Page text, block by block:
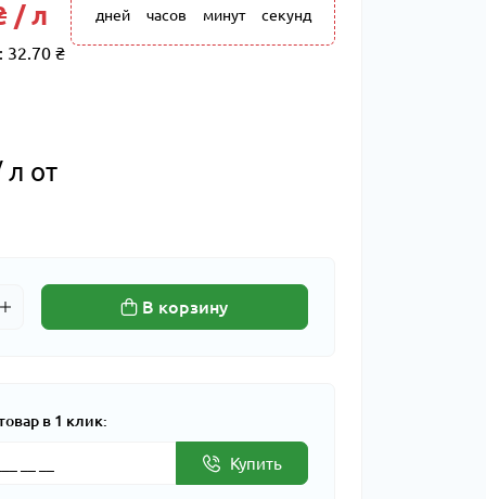
/ л
32.70 ₴
л от
дней часов минут секунд
В корзину
в 1 клик:
Купить